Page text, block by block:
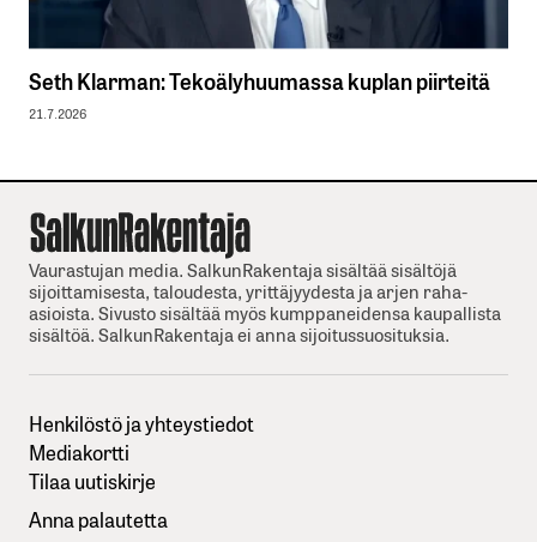
Seth Klarman: Tekoälyhuumassa kuplan piirteitä
21.7.2026
Vaurastujan media. SalkunRakentaja sisältää sisältöjä
sijoittamisesta, taloudesta, yrittäjyydesta ja arjen raha-
asioista. Sivusto sisältää myös kumppaneidensa kaupallista
sisältöä. SalkunRakentaja ei anna sijoitussuosituksia.
Henkilöstö ja yhteystiedot
Mediakortti
Tilaa uutiskirje
Anna palautetta